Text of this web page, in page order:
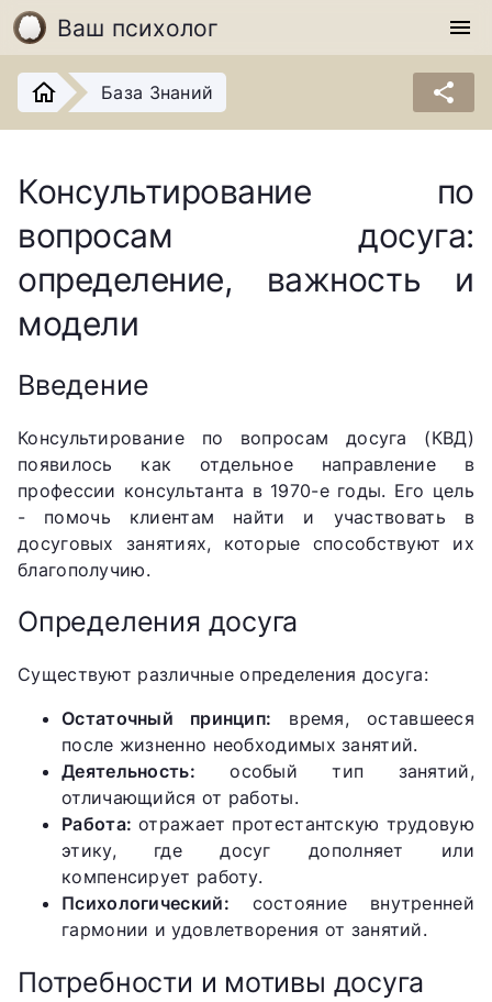
Ваш психолог menu
База Знаний share
Консультирование по
вопросам досуга:
определение, важность и
модели
Введение
Консультирование по вопросам досуга (КВД)
появилось как отдельное направление в
профессии консультанта в 1970-е годы. Его цель
- помочь клиентам найти и участвовать в
досуговых занятиях, которые способствуют их
благополучию.
Определения досуга
Существуют различные определения досуга:
Остаточный принцип: время, оставшееся
после жизненно необходимых занятий.
Деятельность: особый тип занятий,
отличающийся от работы.
Работа: отражает протестантскую трудовую
этику, где досуг дополняет или
компенсирует работу.
Психологический: состояние внутренней
гармонии и удовлетворения от занятий.
Потребности и мотивы досуга